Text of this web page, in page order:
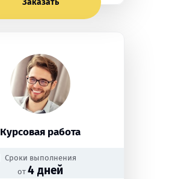
Заказать
Курсовая работа
Сроки выполнения
от 4 дней